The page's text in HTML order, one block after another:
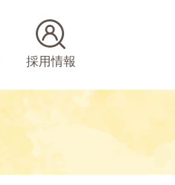
採用情報